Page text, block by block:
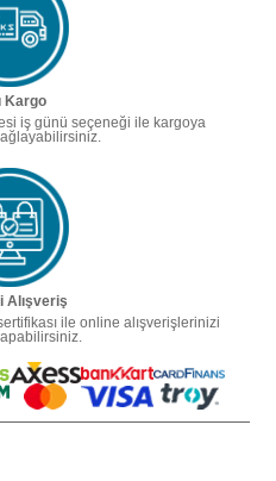
Kargo
iş günü seçeneği ile kargoya
Alışveriş
ile online alışverişlerinizi